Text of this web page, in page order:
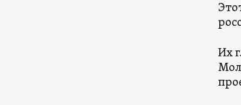
Их